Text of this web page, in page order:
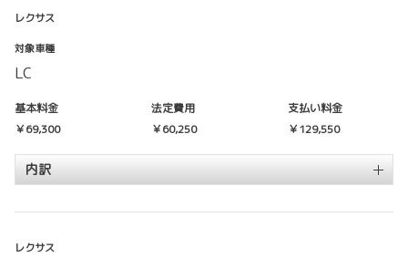
レクサス
対象車種
LC
基本料金
￥69,300
法定費用
￥60,250
支払い料金
￥129,550
内訳
レクサス